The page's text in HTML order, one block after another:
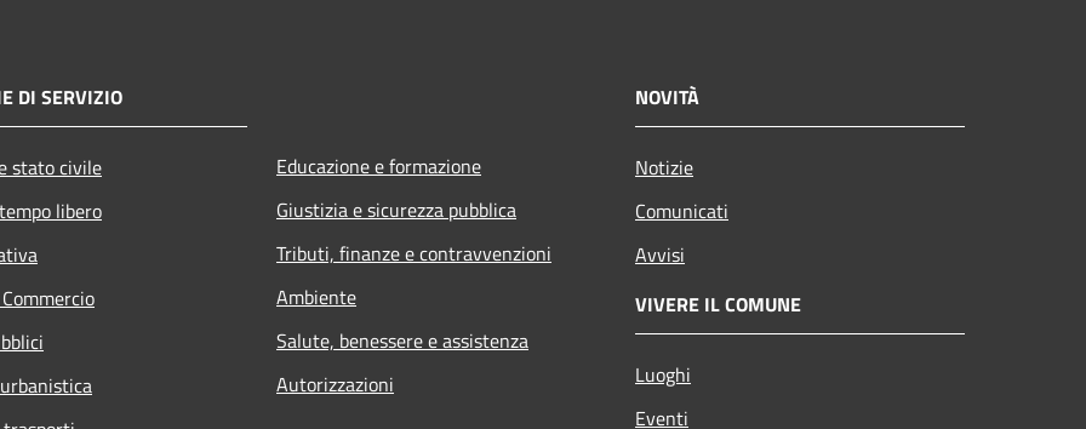
DI SERVIZIO
stato civile
libero
Educazione e formazione
Giustizia e sicurezza pubblica
Tributi, finanze e contravvenzioni
Ambiente
Salute, benessere e assistenza
Autorizzazioni
NOVITÀ
Notizie
Comunicati
Avvisi
VIVERE IL COMUNE
Luoghi
Eventi